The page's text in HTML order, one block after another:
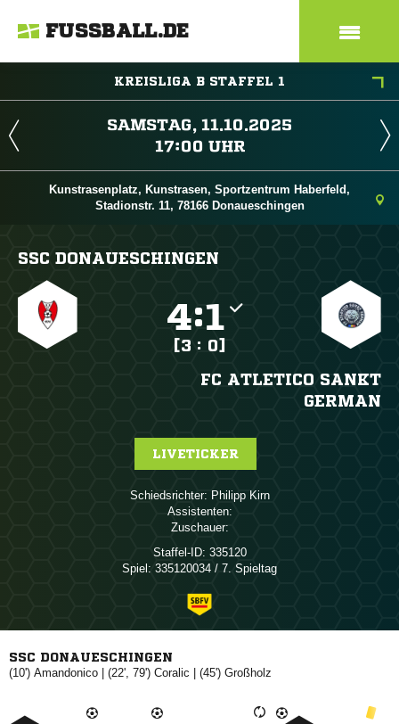
FUSSBALL.DE
KREISLIGA B STAFFEL 1
 
 
Kunstrasenplatz, Kunstrasen, Sportzentrum Haberfeld,
Stadionstr. 11, 78166 Donaueschingen
SSC DONAUESCHINGEN
:
[3 : 0]
FC ATLETICO SANKT
GERMAN
LIVETICKER
Schiedsrichter:  
Assistenten:
Zuschauer:
Staffel-ID: 335120
Spiel: 335120034 / 7. Spieltag
SSC DONAUESCHINGEN
(10')  | (22', 79')  | (45') 